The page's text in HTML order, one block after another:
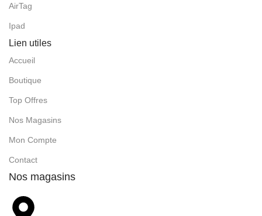
AirTag
Ipad
Lien utiles
Accueil
Boutique
Top Offres
Nos Magasins
Mon Compte
Contact
Nos magasins